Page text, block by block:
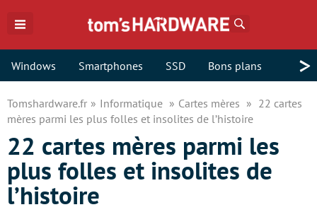
Windows Smartphones SSD Bons plans >
Tomshardware.fr Informatique Cartes mères
22 cartes
mères parmi les plus folles et insolites de l’histoire
22 cartes mères parmi les
plus folles et insolites de
l’histoire